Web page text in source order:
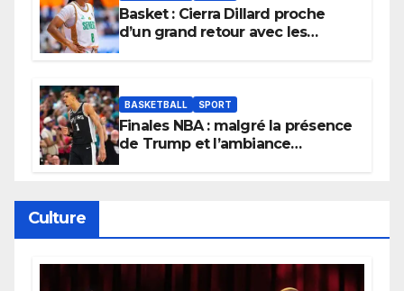
Basket : Cierra Dillard proche
d’un grand retour avec les
BASKETBALL SPORT
Finales NBA : malgré la présence
de Trump et l’ambiance
Culture